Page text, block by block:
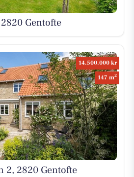
Gentofte
14.500.000 kr
147 m2
2, 2820 Gentofte